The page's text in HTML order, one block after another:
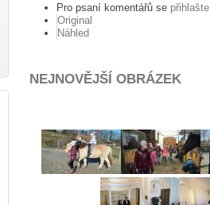
Pro psaní komentářů se přihlašte
Original
Náhled
NEJNOVĚJŠÍ OBRÁZEK